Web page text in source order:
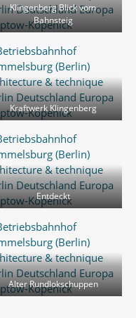
Klingenberg Blick vom
Bahnsteig
Kraftwerk Klingenberg
Entdeckt
Alter Rundlokschuppen